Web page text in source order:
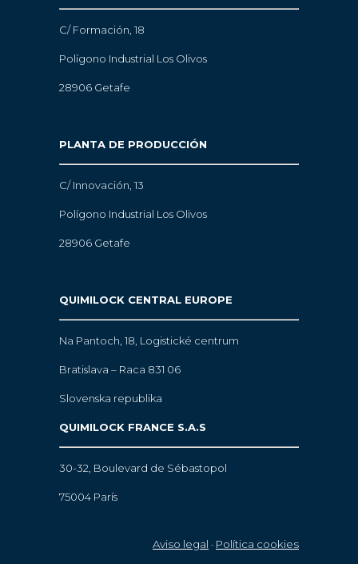
C/ Formación, 18
Polígono Industrial Los Olivos
28906 Getafe
PLANTA DE PRODUCCIÓN
C/ Innovación, 13
Polígono Industrial Los Olivos
28906 Getafe
QUIMILOCK CENTRAL EUROPE
Na Pantoch, 18, Logistické centrum
Bratislava – Raca 831 06
Slovenska republika
QUIMILOCK FRANCE S.A.S
30-32, Boulevard de Sébastopol
75004 París
Aviso legal · Política cookies